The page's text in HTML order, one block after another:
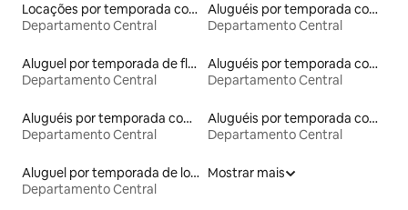
Locações por temporada com piscina
Departamento Central
Aluguéis por temporada com café da manhã
Departamento Central
Aluguel por temporada de flats
Departamento Central
Aluguéis por temporada com acesso à praia
Departamento Central
Aluguéis por temporada com banheira de hidromassagem
Departamento Central
Aluguéis por temporada com suítes privativas
Departamento Central
Aluguel por temporada de lofts
Departamento Central
Mostrar mais